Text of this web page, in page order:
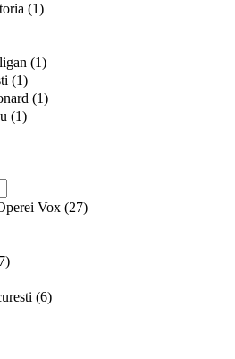
(1)
(1)
(1)
(1)
(1)
Vox (27)
(6)